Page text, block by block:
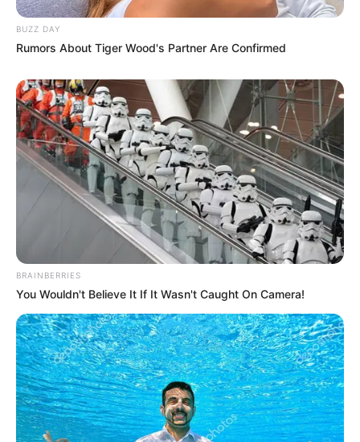
BUZZ DAY
Rumors About Tiger Wood's Partner Are Confirmed
BRAINBERRIES
You Wouldn't Believe It If It Wasn't Caught On Camera!